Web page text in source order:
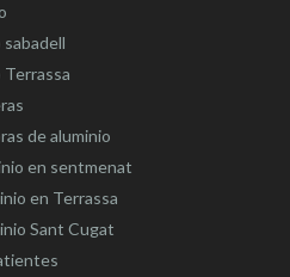
de aluminio
en sentmenat
en Terrassa
Sant Cugat